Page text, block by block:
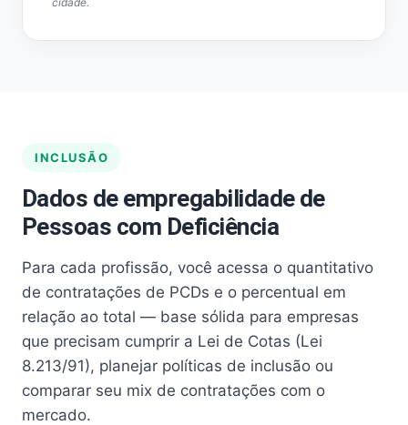
INCLUSÃO
Dados de empregabilidade de
Pessoas com Deficiência
Para cada profissão, você acessa o quantitativo
de contratações de PCDs e o percentual em
relação ao total — base sólida para empresas
que precisam cumprir a Lei de Cotas (Lei
8.213/91), planejar políticas de inclusão ou
comparar seu mix de contratações com o
mercado.